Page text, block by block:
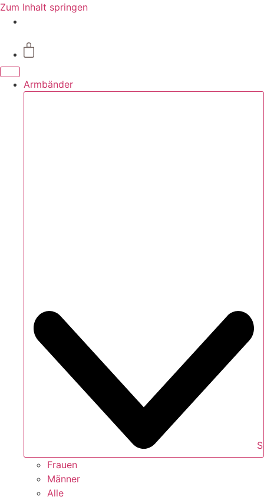
Zum Inhalt springen
Armbänder
Frauen
Männer
Alle